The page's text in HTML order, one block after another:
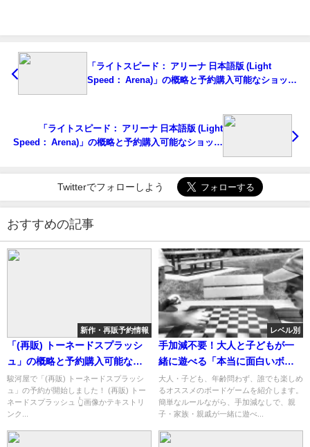
「ライトスピード： アリーナ 日本語版 (Light
Speed： Arena)」の概略と予約購入可能なショップ
「ライトスピード： アリーナ 日本語版 (Light
Speed： Arena)」の概略と予約購入可能なショップ
Twitterでフォローしよう
おすすめの記事
新作・再販予約情報
「(再販) トーネードスプラッシ
ュ」の概略と予約購入可能なシ
ョップ紹介！
駿河屋で「(再販) トーネードスプラッシ
ュ」の予約が開始しました！ (再販) トー
ネードスプラッシュ 👆画像かテキストリ
ンク...
レベル別
手加減不要！大人と子どもが一
緒に遊べる「本当に面白いボー
ドゲーム」10選
大人・子ども、年齢問わず、誰でも楽しめ
るオススメのボードゲームを紹介します。
簡単なルールながら、手加減なしで、親
子・家族・親戚が一緒に遊べ...